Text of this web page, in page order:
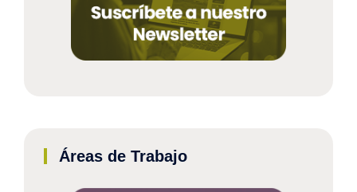
Áreas de Trabajo